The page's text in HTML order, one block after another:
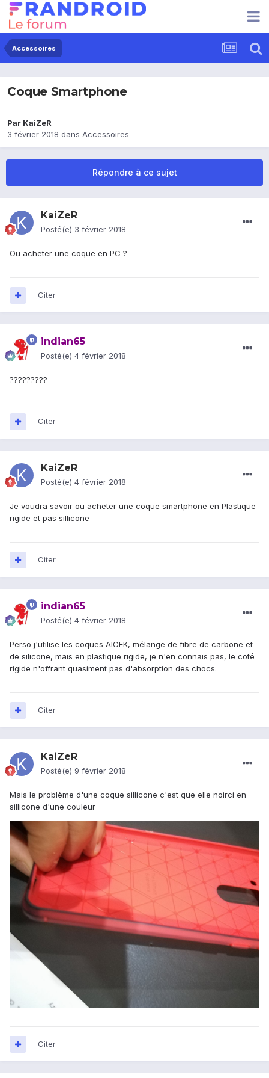
Accessoires
Coque Smartphone
Par KaiZeR
3 février 2018 dans Accessoires
Répondre à ce sujet
KaiZeR
Posté(e) 3 février 2018
Ou acheter une coque en PC ?
Citer
indian65
Posté(e) 4 février 2018
?????????
Citer
KaiZeR
Posté(e) 4 février 2018
Je voudra savoir ou acheter une coque smartphone en Plastique
rigide et pas sillicone
Citer
indian65
Posté(e) 4 février 2018
Perso j'utilise les coques AICEK, mélange de fibre de carbone et
de silicone, mais en plastique rigide, je n'en connais pas, le coté
rigide n'offrant quasiment pas d'absorption des chocs.
Citer
KaiZeR
Posté(e) 9 février 2018
Mais le problème d'une coque sillicone c'est que elle noirci en
sillicone d'une couleur
Citer